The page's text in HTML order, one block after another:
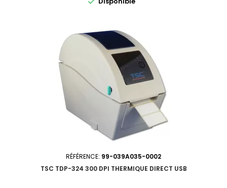
RÉFÉRENCE: 99-039A035-0002
TSC TDP-324 300 DPI THERMIQUE DIRECT USB